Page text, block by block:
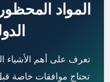
المواد
تعرف على أهم الأشياء
تحتاج موافقات خاصة